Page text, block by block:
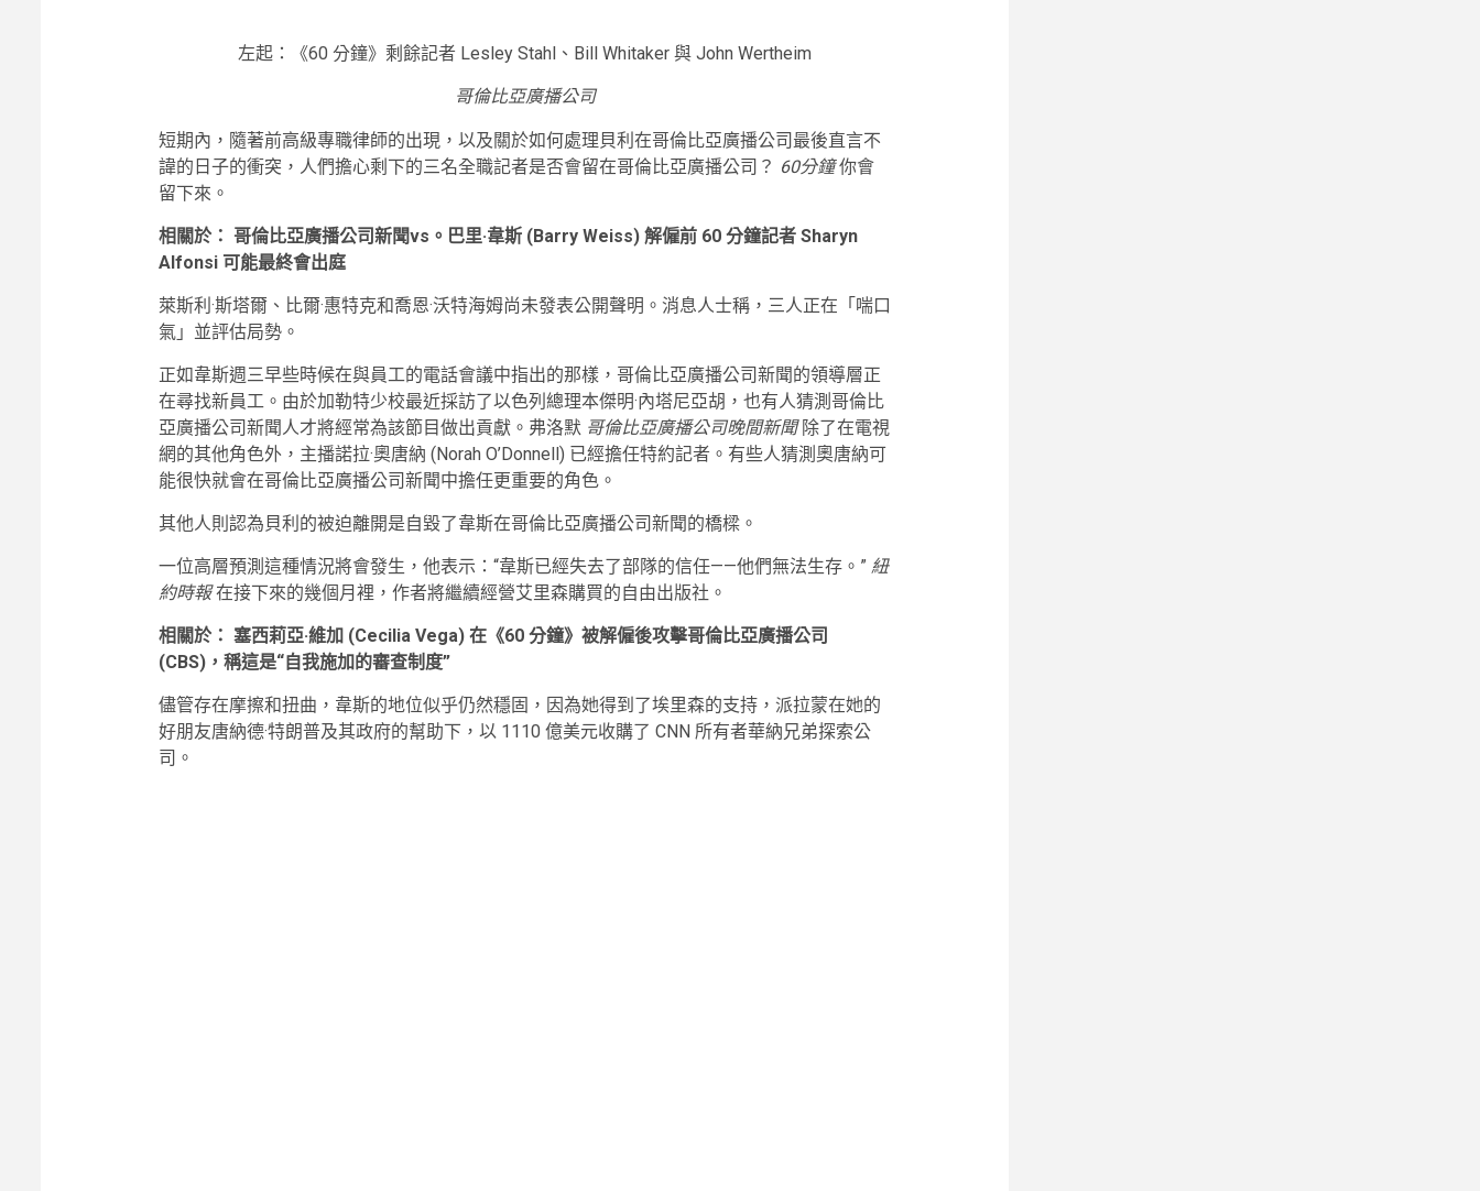
左起：《60 分鐘》剩餘記者 Lesley Stahl、Bill Whitaker 與 John Wertheim
哥倫比亞廣播公司
短期內，隨著前高級專職律師的出現，以及關於如何處理貝利在哥倫比亞廣播公司最後直言不
諱的日子的衝突，人們擔心剩下的三名全職記者是否會留在哥倫比亞廣播公司？ 60分鐘你會
留下來。
相關於： 哥倫比亞廣播公司新聞vs。巴里·韋斯 (Barry Weiss) 解僱前 60 分鐘記者 Sharyn
Alfonsi 可能最終會出庭
萊斯利·斯塔爾、比爾·惠特克和喬恩·沃特海姆尚未發表公開聲明。消息人士稱，三人正在「喘口
氣」並評估局勢。
正如韋斯週三早些時候在與員工的電話會議中指出的那樣，哥倫比亞廣播公司新聞的領導層正
在尋找新員工。由於加勒特少校最近採訪了以色列總理本傑明·內塔尼亞胡，也有人猜測哥倫比
亞廣播公司新聞人才將經常為該節目做出貢獻。弗洛默 哥倫比亞廣播公司晚間新聞 除了在電視
網的其他角色外，主播諾拉·奧唐納 (Norah O’Donnell) 已經擔任特約記者。有些人猜測奧唐納可
能很快就會在哥倫比亞廣播公司新聞中擔任更重要的角色。
其他人則認為貝利的被迫離開是自毀了韋斯在哥倫比亞廣播公司新聞的橋樑。
一位高層預測這種情況將會發生，他表示：“韋斯已經失去了部隊的信任——他們無法生存。” 紐
約時報在接下來的幾個月裡，作者將繼續經營艾里森購買的自由出版社。
相關於： 塞西莉亞·維加 (Cecilia Vega) 在《60 分鐘》被解僱後攻擊哥倫比亞廣播公司
(CBS)，稱這是“自我施加的審查制度”
儘管存在摩擦和扭曲，韋斯的地位似乎仍然穩固，因為她得到了埃里森的支持，派拉蒙在她的
好朋友唐納德·特朗普及其政府的幫助下，以 1110 億美元收購了 CNN 所有者華納兄弟探索公
司。